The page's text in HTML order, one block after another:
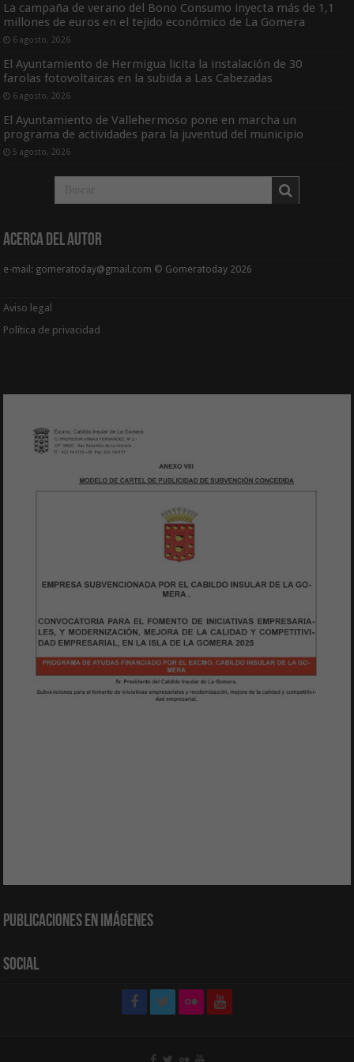
La campaña de verano del Bono Consumo inyecta más de 1,1
millones de euros en el tejido económico de La Gomera
6 agosto, 2026
El Ayuntamiento de Hermigua licita la instalación de 30
farolas fotovoltaicas en la subida a Las Cabezadas
6 agosto, 2026
El Ayuntamiento de Vallehermoso pone en marcha un
programa de actividades para la juventud del municipio
5 agosto, 2026
Acerca del Autor
e-mail: gomeratoday@gmail.com © Gomeratoday 2026
Aviso legal
Política de privacidad
Publicaciones en Imágenes
Social